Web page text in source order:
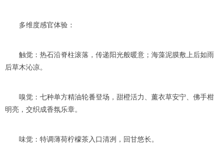
多维度感官体验：
触觉：热石沿脊柱滚落，传递阳光般暖意；海藻泥膜敷上后如雨
后草木沁凉。
嗅觉：七种单方精油轮番登场，甜橙活力、薰衣草安宁、佛手柑
明亮，交织成香氛乐章。
味觉：特调薄荷柠檬茶入口清冽，回甘悠长。